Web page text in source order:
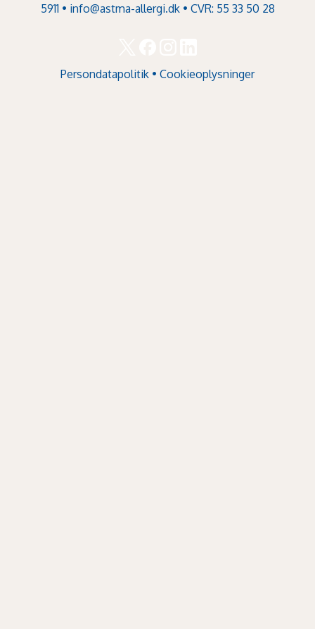
5911 • info@astma-allergi.dk• CVR: 55 33 50 28
Persondatapolitik • Cookieoplysninger